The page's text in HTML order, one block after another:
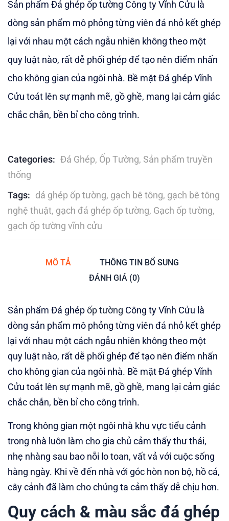
of
based
on
customer
ratings
Sản phẩm Đá ghép ốp tường Công ty Vĩnh Cửu là
dòng sản phẩm mô phỏng từng viên đá nhỏ kết ghép
lại với nhau một cách ngẫu nhiên không theo một
quy luật nào, rất dễ phối ghép để tạo nên điểm nhấn
cho không gian của ngôi nhà. Bề mặt Đá ghép Vĩnh
Cửu toát lên sự mạnh mẽ, gồ ghề, mang lại cảm giác
chắc chắn, bền bỉ cho công trình.
Categories: Đá Ghép, Ốp Tường, Sản phẩm truyền
thống
Tags: dá ghép ốp tường, gạch bê tông, gạch bê tông
nghệ thuật, gạch đá ghép ốp tường, Gạch ốp tường,
gạch ốp tường vĩnh cửu
MÔ TẢ
THÔNG TIN BỔ SUNG
ĐÁNH GIÁ (0)
Sản phẩm Đá ghépốp tường Công ty Vĩnh Cửu là
dòng sản phẩm mô phỏng từng viên đá nhỏ kết ghép
lại với nhau một cách ngẫu nhiên không theo một
quy luật nào, rất dễ phối ghép để tạo nên điểm nhấn
cho không gian của ngôi nhà. Bề mặt Đá ghép Vĩnh
Cửu toát lên sự mạnh mẽ, gồ ghề, mang lại cảm giác
chắc chắn, bền bỉ cho công trình.
Trong không gian một ngôi nhà khu vực tiểu cảnh
trong nhà luôn làm cho gia chủ cảm thấy thư thái,
nhẹ nhàng sau bao nỗi lo toan, vất vả với cuộc sống
hàng ngày. Khi về đến nhà với góc hòn non bộ, hồ cá,
cây cảnh đã làm cho chúng ta cảm thấy dễ chịu hơn.
Quy cách & màu sắc đá ghép